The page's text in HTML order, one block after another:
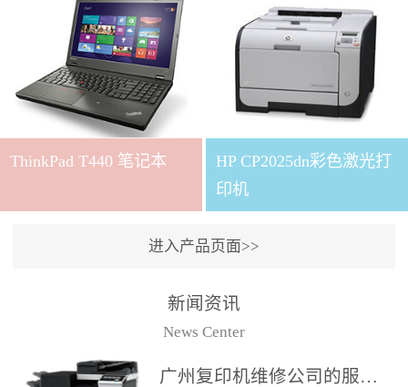
ThinkPad T440 笔记本
HP CP2025dn彩色激光打
印机
进入产品页面>>
新闻资讯
News Center
广州复印机维修公司的服务如何?